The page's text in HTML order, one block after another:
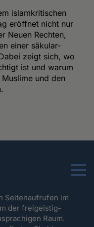
islamkritischen
eröffnet nicht nur
Neuen Rechten,
einer säkular-
zeigt sich, wo
ist und warum
und den
Menu
Seitenaufrufen im
der freigeistig-
Raum.